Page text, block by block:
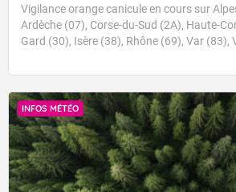
Vigilance orange canicule en cours sur
Ardèche (07), Corse-du-Sud (2A), Haute-
Gard (30), Isère (38), Rhône (69), Var (83),
INFOS MÉTÉO